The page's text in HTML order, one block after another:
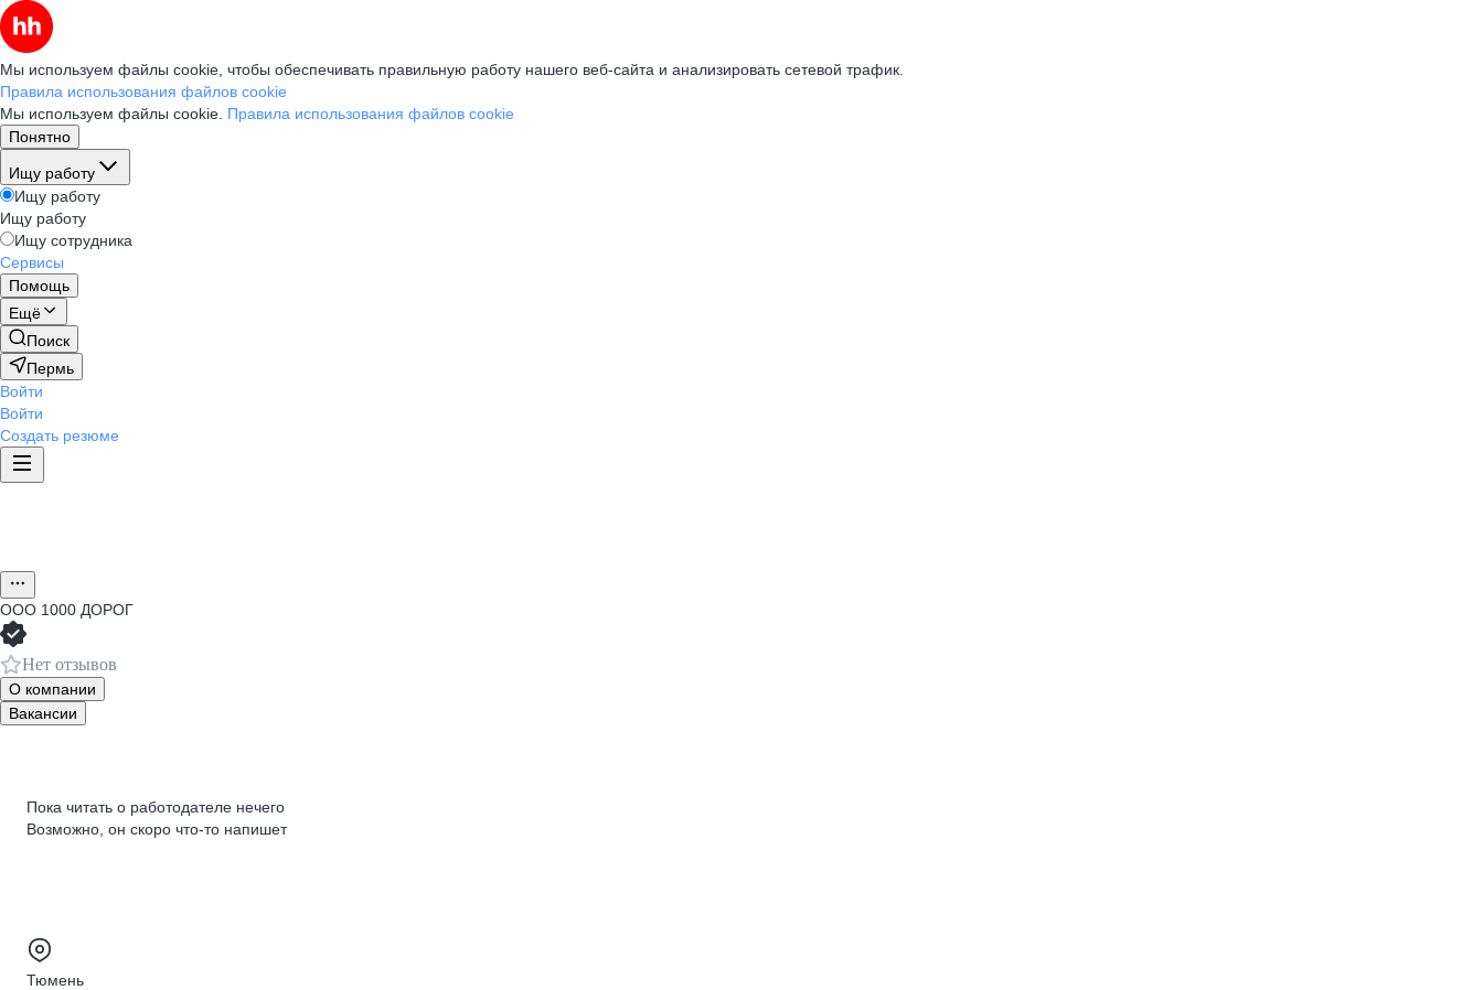
Мы используем файлы cookie, чтобы обеспечивать правильную работу нашего веб-сайта и анализировать сетевой трафик.
Правила использования файлов cookie
Мы используем файлы cookie. Правила использования файлов cookie
Понятно
Ищу работу
Ищу работу
Ищу работу
Ищу сотрудника
Сервисы
Помощь
Ещё
Поиск
Пермь
Войти
Войти
Создать резюме
ООО 1000 ДОРОГ
Нет отзывов
О компании
Вакансии
Пока читать о работодателе нечего
Возможно, он скоро что‑то напишет
Тюмень